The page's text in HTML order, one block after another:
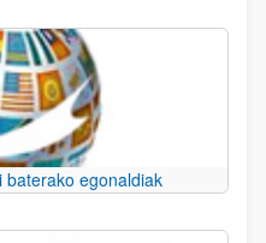
baterako egonaldiak